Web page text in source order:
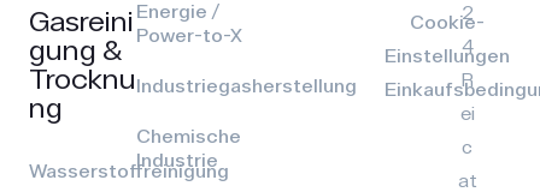
Gasreini
gung &
Trocknu
ng
Wasserstoffreinigung
Energie /
Power-to-X
Industriegasherstellung
Chemische
Industrie
Cookie-
Einstellungen
2
4
R
ei
c
at